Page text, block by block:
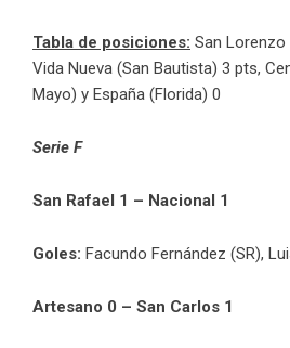
Tabla de posiciones: San
Vida Nueva (San Bautista) 3 pts,
Mayo) y España (Florida) 0
Serie F
San Rafael 1 – Nacional 1
Goles: Facundo Fernández (SR),
Artesano 0 – San Carlos 1